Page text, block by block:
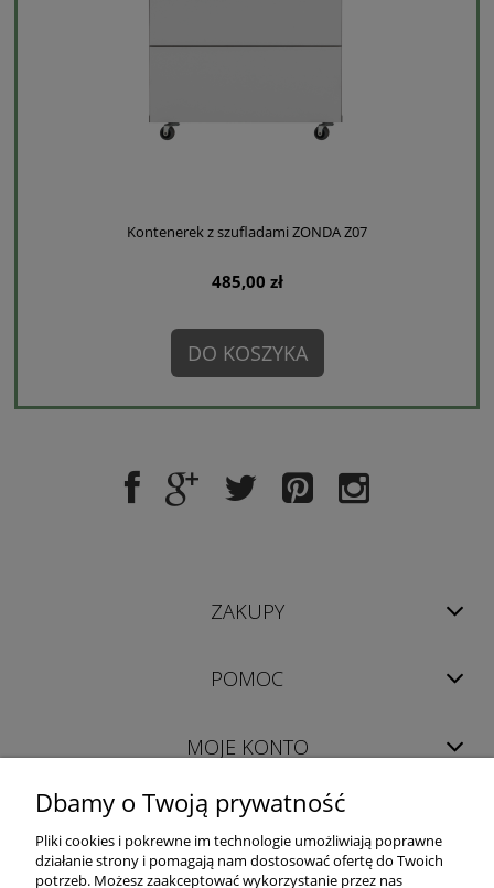
Kontenerek z szufladami ZONDA Z07
485,00 zł
DO KOSZYKA
ZAKUPY
POMOC
MOJE KONTO
INFORMACJE
Dbamy o Twoją prywatność
Pliki cookies i pokrewne im technologie umożliwiają poprawne
działanie strony i pomagają nam dostosować ofertę do Twoich
potrzeb. Możesz zaakceptować wykorzystanie przez nas